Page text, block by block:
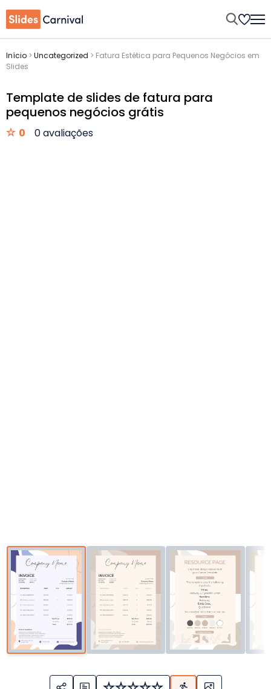
Início > Uncategorized > Fatura Estética para Pequenos Negócios em
Slides
Template de slides de fatura para
pequenos negócios grátis
0 0 avaliações